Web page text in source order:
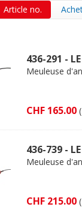
Article no.
436-291 -
Meuleuse
CHF 165.00
436-739 -
Meuleuse
CHF 215.00